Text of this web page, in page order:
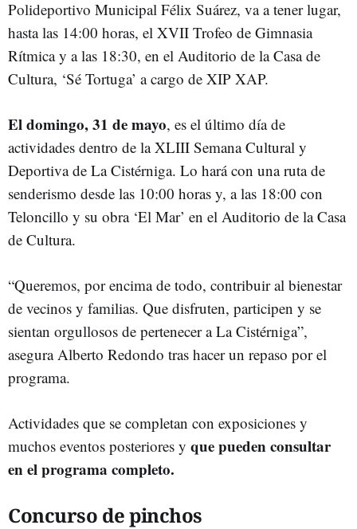
Polideportivo Municipal Félix Suárez, va a tener lugar,
hasta las 14:00 horas, el XVII Trofeo de Gimnasia
Rítmica y a las 18:30, en el Auditorio de la Casa de
Cultura, ‘Sé Tortuga’ a cargo de XIP XAP.
El domingo, 31 de mayo, es el último día de
actividades dentro de la XLIII Semana Cultural y
Deportiva de La Cistérniga. Lo hará con una ruta de
senderismo desde las 10:00 horas y, a las 18:00 con
Teloncillo y su obra ‘El Mar’ en el Auditorio de la Casa
de Cultura.
“Queremos, por encima de todo, contribuir al bienestar
de vecinos y familias. Que disfruten, participen y se
sientan orgullosos de pertenecer a La Cistérniga”,
asegura Alberto Redondo tras hacer un repaso por el
programa.
Actividades que se completan con exposiciones y
muchos eventos posteriores y que pueden consultar
en el programa completo.
Concurso de pinchos